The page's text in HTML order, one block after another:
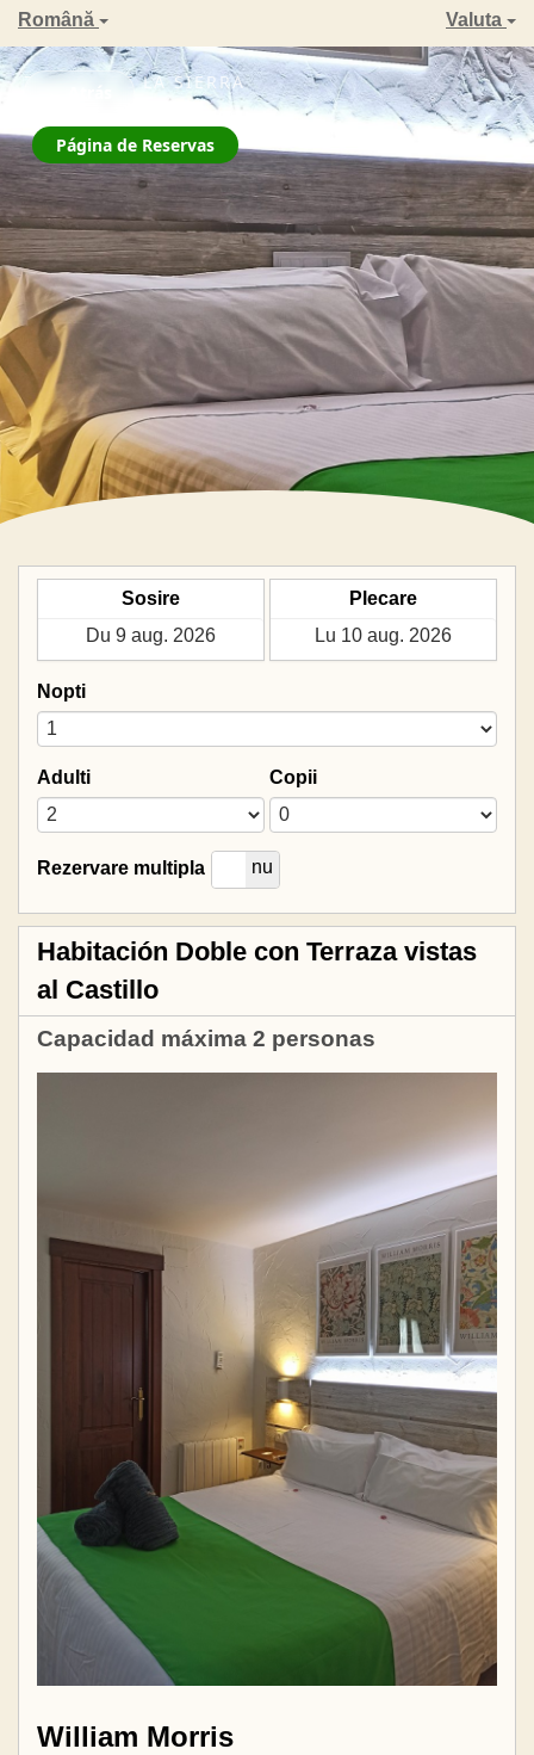
Română Valuta
ZAHARA DE LA SIERRA
La Jarana
Página de Reservas
Sosire Plecare
Nopti
Adulti Copii
Rezervare multipla
da nu
Habitación Doble con Terraza vistas
al Castillo
Capacidad máxima 2 personas
William Morris